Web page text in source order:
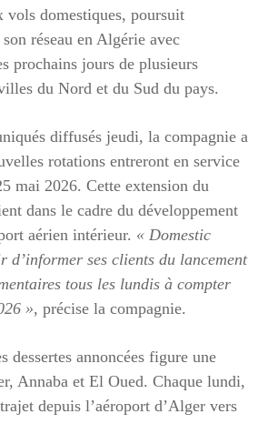
vols domestiques, poursuit
réseau en Algérie avec
prochains jours de plusieurs
du Nord et du Sud du pays.
diffusés jeudi, la compagnie a
rotations entreront en service
mai 2026. Cette extension du
dans le cadre du développement
aérien intérieur. « Domestic
ses clients du lancement
tous les lundis à compter
», précise la compagnie.
dessertes annoncées figure une
Annaba et El Oued. Chaque lundi,
depuis l’aéroport d’Alger vers